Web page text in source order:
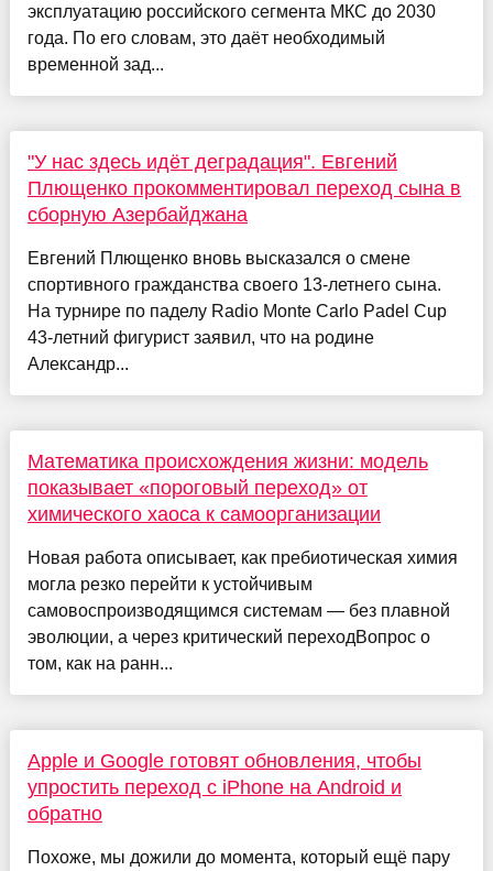
эксплуатацию российского сегмента МКС до 2030
года. По его словам, это даёт необходимый
временной зад...
"У нас здесь идёт деградация". Евгений
Плющенко прокомментировал переход сына в
сборную Азербайджана
Евгений Плющенко вновь высказался о смене
спортивного гражданства своего 13-летнего сына.
На турнире по паделу Radio Monte Carlo Padel Cup
43-летний фигурист заявил, что на родине
Александр...
Математика происхождения жизни: модель
показывает «пороговый переход» от
химического хаоса к самоорганизации
Новая работа описывает, как пребиотическая химия
могла резко перейти к устойчивым
самовоспроизводящимся системам — без плавной
эволюции, а через критический переходВопрос о
том, как на ранн...
Apple и Google готовят обновления, чтобы
упростить переход с iPhone на Android и
обратно
Похоже, мы дожили до момента, который ещё пару